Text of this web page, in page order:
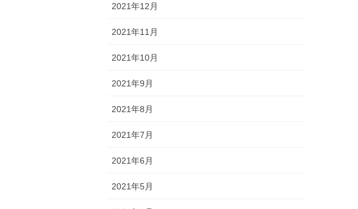
2021年12月
2021年11月
2021年10月
2021年9月
2021年8月
2021年7月
2021年6月
2021年5月